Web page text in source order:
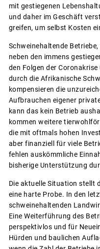
mit gestiegenen
und daher im Geschäft
greifen, um selbst Kosten
Schweinehaltende
neben den immens
den Folgen der
durch die Afrikanische
kompensieren die
Aufbrauchen eigener
kann das kein Betrieb
kommen weitere
die mit oftmals hohen
aber finanziell für viele
fehlen auskömmliche
bisherige Unterstützung
Die aktuelle Situation stellt
eine harte Probe. In den
schweinehaltenden
Eine Weiterführung des
perspektivlos und für
Hürden und baulichen